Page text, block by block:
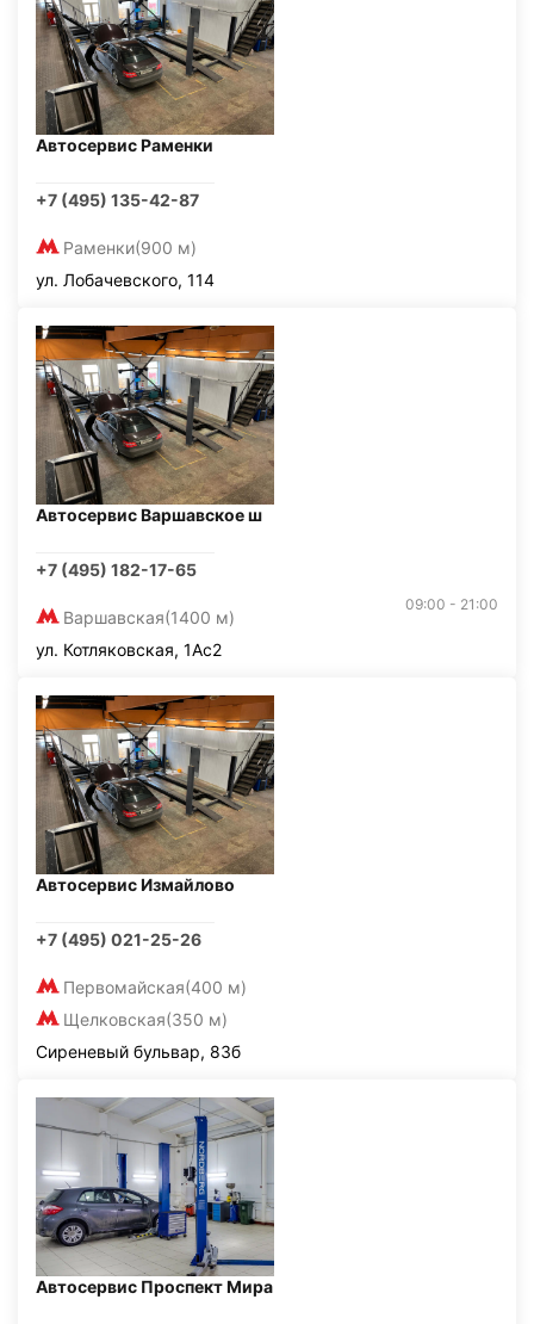
Автосервис Раменки
+7 (495) 135-42-87
Раменки(900 м)
ул. Лобачевского, 114
Автосервис Варшавское ш
+7 (495) 182-17-65
Варшавская(1400 м)
09:00 - 21:00
ул. Котляковская, 1Ас2
Автосервис Измайлово
+7 (495) 021-25-26
Первомайская(400 м)
Щелковская(350 м)
Сиреневый бульвар, 83б
Автосервис Проспект Мира